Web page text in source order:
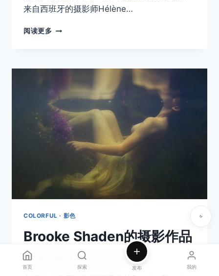
来自西班牙的摄影师Hélène…
阅读更多 倒
COLORFUL · 影色
Brooke Shaden的摄影作品
作者 2013 年 7 月 27 日
首页 探索 发布 我的